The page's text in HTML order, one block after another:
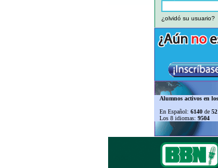
¿olvidó su usuario?
Alumnos activos en
En Español: 6140 de 52
Los 8 idiomas: 9504